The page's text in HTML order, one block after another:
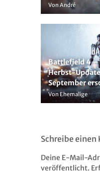
Von André
Battlefield 4 –
Herbst-
September
Von Ehemalige
Schreibe
Deine E-Mail-
veröffentlicht.